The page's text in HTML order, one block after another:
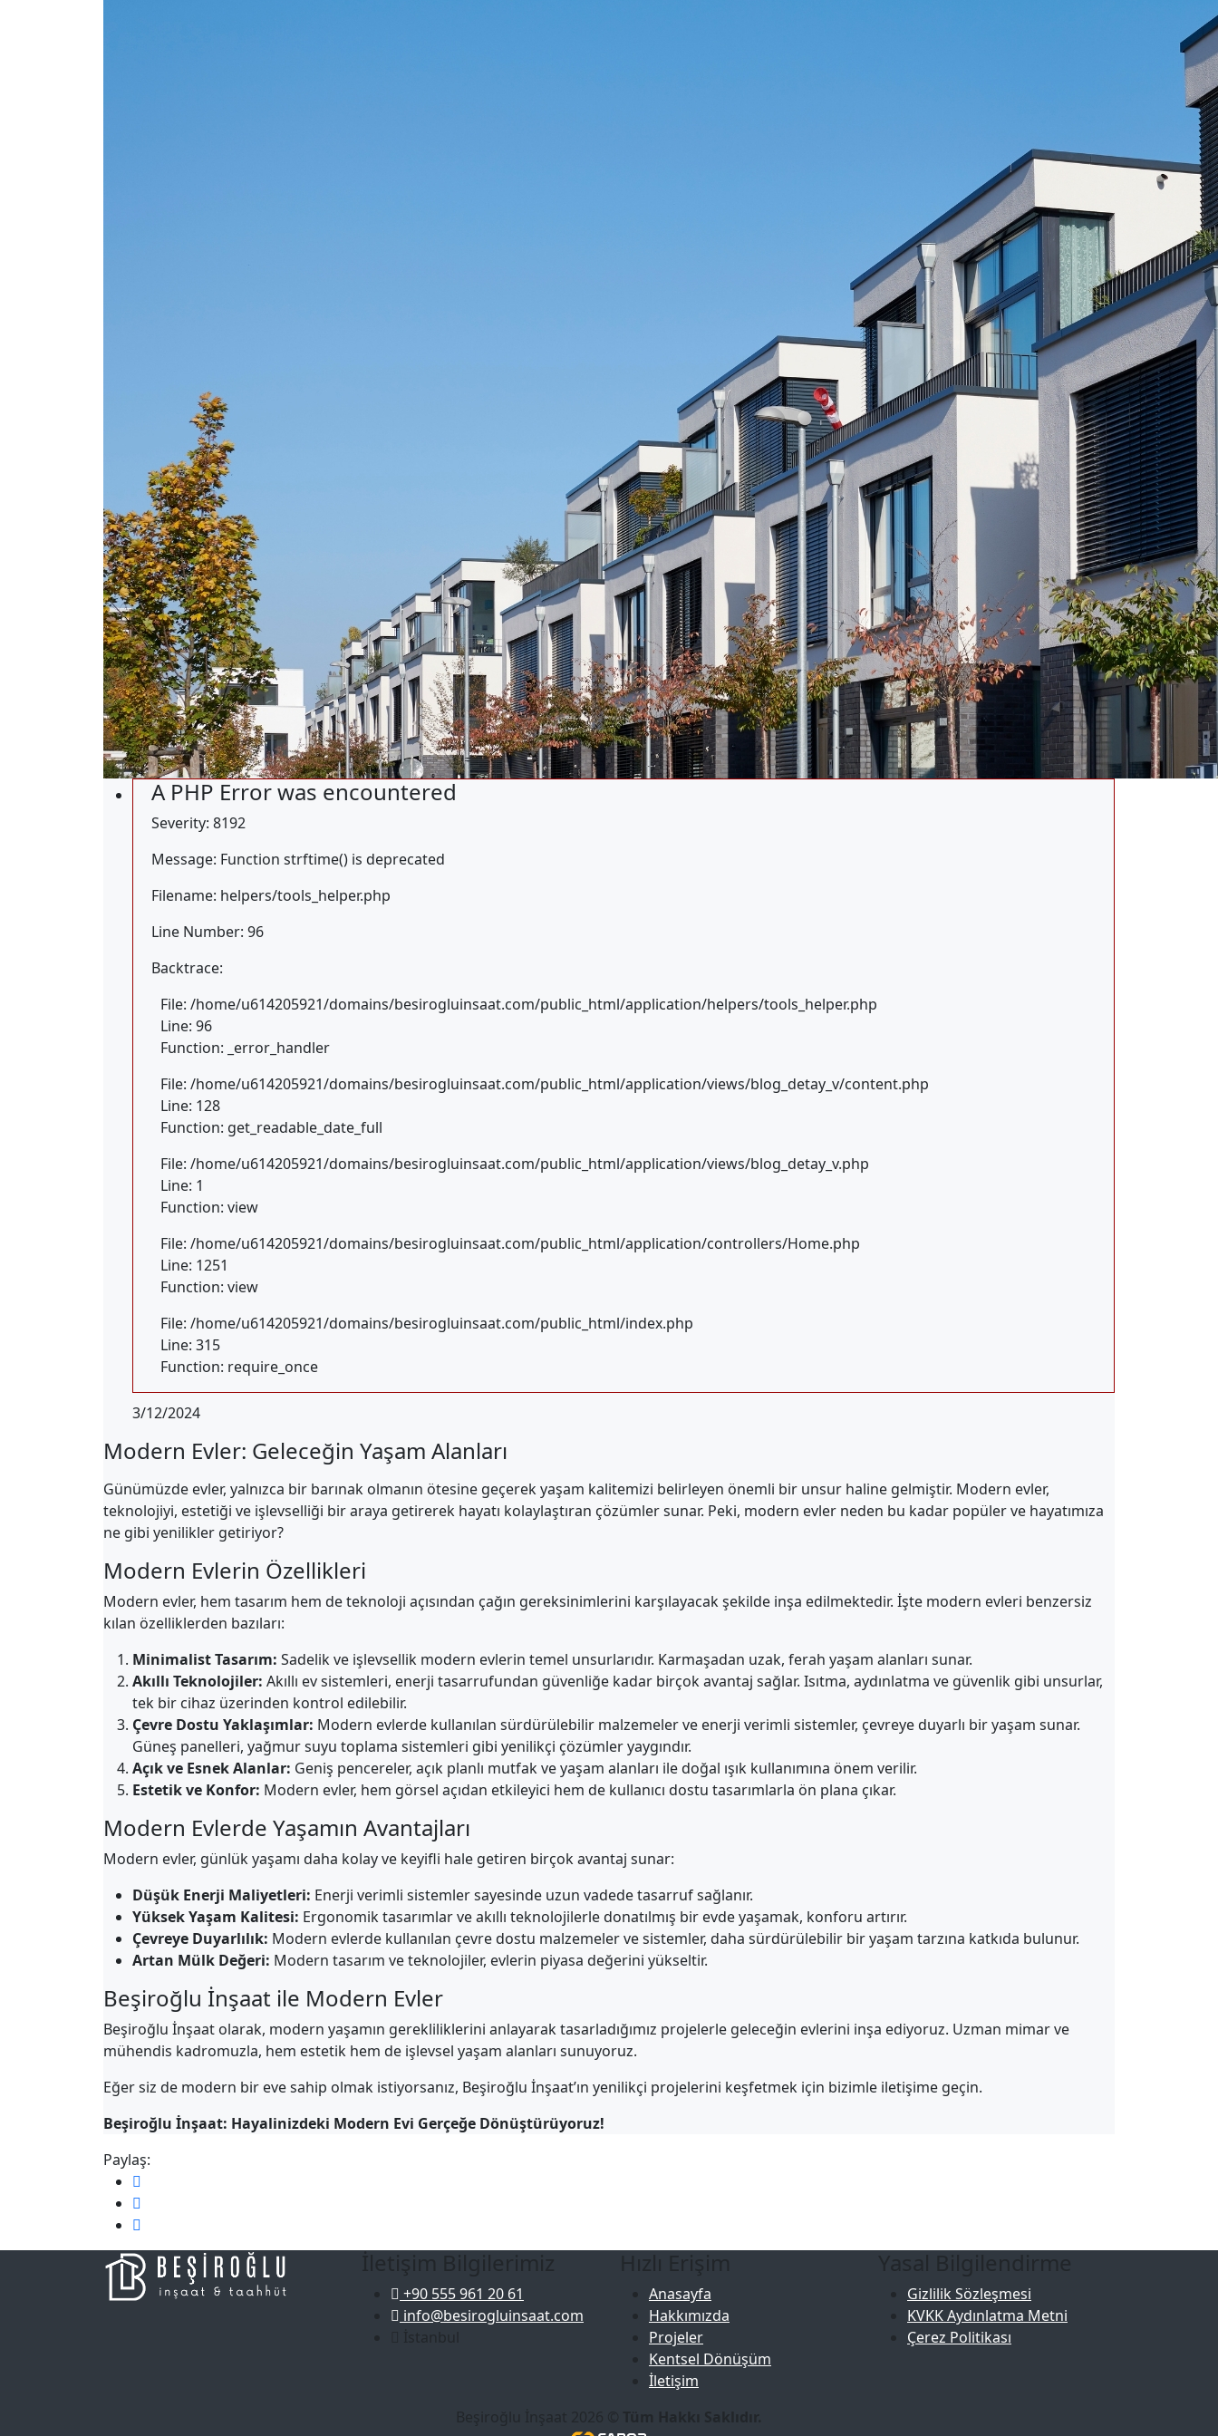
A PHP Error was encountered
Severity: 8192
Message: Function strftime() is deprecated
Filename: helpers/tools_helper.php
Line Number: 96
Backtrace:
File: /home/u614205921/domains/besirogluinsaat.com/public_html/application/helpers/tools_helper.php
Line: 96
Function: _error_handler
File: /home/u614205921/domains/besirogluinsaat.com/public_html/application/views/blog_detay_v/content.php
Line: 128
Function: get_readable_date_full
File: /home/u614205921/domains/besirogluinsaat.com/public_html/application/views/blog_detay_v.php
Line: 1
Function: view
File: /home/u614205921/domains/besirogluinsaat.com/public_html/application/controllers/Home.php
Line: 1251
Function: view
File: /home/u614205921/domains/besirogluinsaat.com/public_html/index.php
Line: 315
Function: require_once
3/12/2024
Modern Evler: Geleceğin Yaşam Alanları
Günümüzde evler, yalnızca bir barınak olmanın ötesine geçerek yaşam kalitemizi belirleyen önemli bir unsur haline gelmiştir. Modern evler,
teknolojiyi, estetiği ve işlevselliği bir araya getirerek hayatı kolaylaştıran çözümler sunar. Peki, modern evler neden bu kadar popüler ve hayatımıza
ne gibi yenilikler getiriyor?
Modern Evlerin Özellikleri
Modern evler, hem tasarım hem de teknoloji açısından çağın gereksinimlerini karşılayacak şekilde inşa edilmektedir. İşte modern evleri benzersiz
kılan özelliklerden bazıları:
Minimalist Tasarım: Sadelik ve işlevsellik modern evlerin temel unsurlarıdır. Karmaşadan uzak, ferah yaşam alanları sunar.
Akıllı Teknolojiler: Akıllı ev sistemleri, enerji tasarrufundan güvenliğe kadar birçok avantaj sağlar. Isıtma, aydınlatma ve güvenlik gibi unsurlar,
tek bir cihaz üzerinden kontrol edilebilir.
Çevre Dostu Yaklaşımlar: Modern evlerde kullanılan sürdürülebilir malzemeler ve enerji verimli sistemler, çevreye duyarlı bir yaşam sunar.
Güneş panelleri, yağmur suyu toplama sistemleri gibi yenilikçi çözümler yaygındır.
Açık ve Esnek Alanlar: Geniş pencereler, açık planlı mutfak ve yaşam alanları ile doğal ışık kullanımına önem verilir.
Estetik ve Konfor: Modern evler, hem görsel açıdan etkileyici hem de kullanıcı dostu tasarımlarla ön plana çıkar.
Modern Evlerde Yaşamın Avantajları
Modern evler, günlük yaşamı daha kolay ve keyifli hale getiren birçok avantaj sunar:
Düşük Enerji Maliyetleri: Enerji verimli sistemler sayesinde uzun vadede tasarruf sağlanır.
Yüksek Yaşam Kalitesi: Ergonomik tasarımlar ve akıllı teknolojilerle donatılmış bir evde yaşamak, konforu artırır.
Çevreye Duyarlılık: Modern evlerde kullanılan çevre dostu malzemeler ve sistemler, daha sürdürülebilir bir yaşam tarzına katkıda bulunur.
Artan Mülk Değeri: Modern tasarım ve teknolojiler, evlerin piyasa değerini yükseltir.
Beşiroğlu İnşaat ile Modern Evler
Beşiroğlu İnşaat olarak, modern yaşamın gerekliliklerini anlayarak tasarladığımız projelerle geleceğin evlerini inşa ediyoruz. Uzman mimar ve
mühendis kadromuzla, hem estetik hem de işlevsel yaşam alanları sunuyoruz.
Eğer siz de modern bir eve sahip olmak istiyorsanız, Beşiroğlu İnşaat’ın yenilikçi projelerini keşfetmek için bizimle iletişime geçin.
Beşiroğlu İnşaat: Hayalinizdeki Modern Evi Gerçeğe Dönüştürüyoruz!
Paylaş:
+90 555 961 20 61
info@besirogluinsaat.com
Anasayfa
Hakkımızda
Projeler
Kentsel Dönüşüm
İletişim
Gizlilik Sözleşmesi
KVKK Aydınlatma Metni
Çerez Politikası